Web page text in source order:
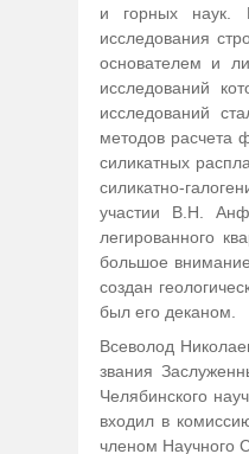
и горных наук.
исследования
основателем и
исследований
исследований
методов расчета
силикатных
силикатно-
участии В.Н.
легированного
большое
создан
был его деканом.
Всеволод
звания
Челябинского
входил в
членом Научного